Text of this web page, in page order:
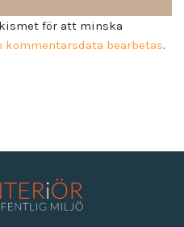
för att minska
kommentarsdata bearbetas.